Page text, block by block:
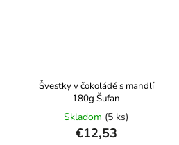
Švestky v čokoládě s mandlí
180g Šufan
Skladom (5 ks)
€12,53